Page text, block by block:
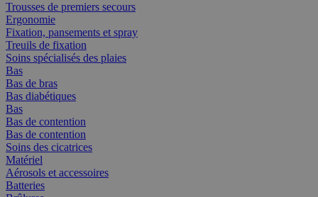
Trousses de premiers secours
Ergonomie
Fixation, pansements et spray
Treuils de fixation
Soins spécialisés des plaies
Bas
Bas de bras
Bas diabétiques
Bas
Bas de contention
Bas de contention
Soins des cicatrices
Matériel
Aérosols et accessoires
Batteries